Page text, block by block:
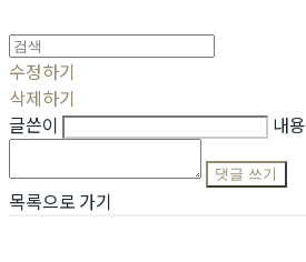
수정하기
삭제하기
글쓴이
내용
댓글 쓰기
목록으로 가기